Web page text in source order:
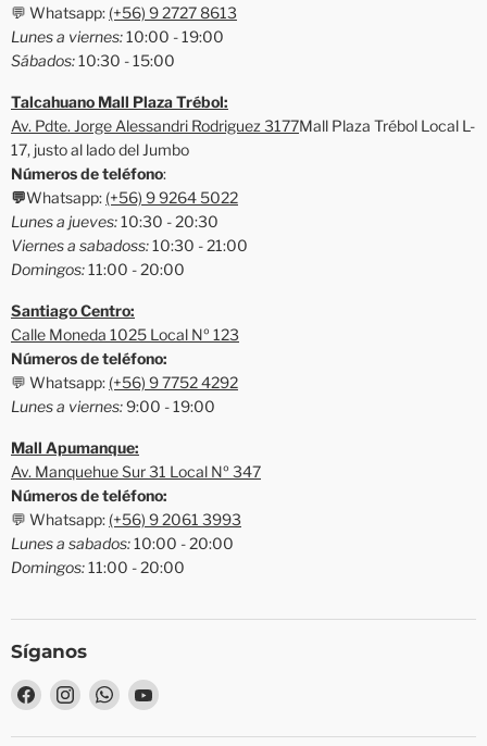
💬 Whatsapp: (+56) 9 2727 8613
Lunes a viernes:10:00 - 19:00
Sábados:10:30 - 15:00
Talcahuano Mall Plaza Trébol:
Av. Pdte. Jorge Alessandri Rodriguez 3177Mall Plaza Trébol Local L-
17, justo al lado del Jumbo
Números de teléfono:
💬Whatsapp: (+56) 9 9264 5022
Lunes a jueves:10:30 - 20:30
Viernes a sabadoss:10:30 - 21:00
Domingos:11:00 - 20:00
Santiago Centro:
Calle Moneda 1025 Local Nº 123
Números de teléfono:
💬 Whatsapp: (+56) 9 7752 4292
Lunes a viernes:9:00 - 19:00
Mall Apumanque:
Av. Manquehue Sur 31 Local Nº 347
Números de teléfono:
💬 Whatsapp: (+56) 9 2061 3993
Lunes a sabados:10:00 - 20:00
Domingos:11:00 - 20:00
Síganos
Encuéntrenos
en
Facebook
Encuéntrenos
en
Instagram
Encuéntrenos
en
WhatsApp
Encuéntrenos
YouTube